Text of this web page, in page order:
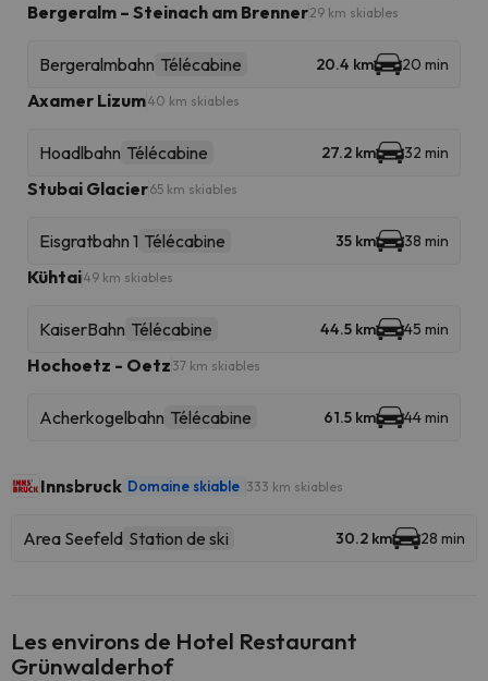
Bergeralm – Steinach am Brenner29 km skiables
Bergeralmbahn Télécabine 20.4 km 20 min
Axamer Lizum40 km skiables
Hoadlbahn Télécabine 27.2 km 32 min
Stubai Glacier65 km skiables
Eisgratbahn 1 Télécabine 35 km 38 min
Kühtai49 km skiables
KaiserBahn Télécabine 44.5 km 45 min
Hochoetz - Oetz 37 km skiables
Acherkogelbahn Télécabine 61.5 km 44 min
Innsbruck Domaine skiable 333 km skiables
Area Seefeld Station de ski 30.2 km 28 min
Les environs de Hotel Restaurant
Grünwalderhof